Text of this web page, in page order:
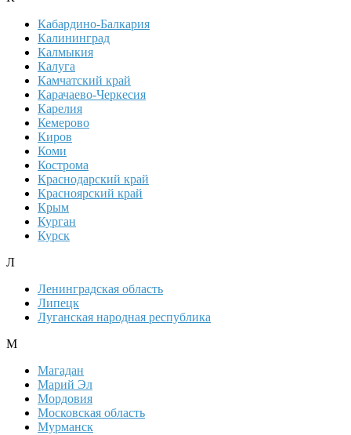
Кабардино-Балкария
Калининград
Калмыкия
Калуга
Камчатский край
Карачаево-Черкесия
Карелия
Кемерово
Киров
Коми
Кострома
Краснодарский край
Красноярский край
Крым
Курган
Курск
Л
Ленинградская область
Липецк
Луганская народная республика
М
Магадан
Марий Эл
Мордовия
Московская область
Мурманск